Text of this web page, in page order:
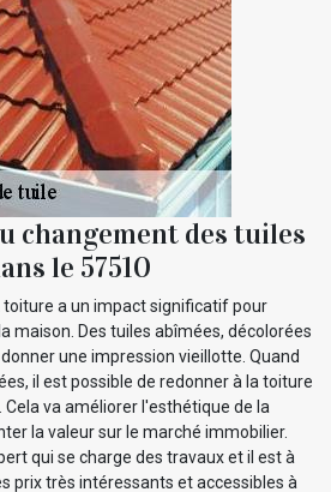
changement des tuiles
le 57510
toiture a un impact significatif pour
maison. Des tuiles abîmées, décolorées
une impression vieillotte. Quand
il est possible de redonner à la toiture
va améliorer l'esthétique de la
la valeur sur le marché immobilier.
qui se charge des travaux et il est à
prix très intéressants et accessibles à